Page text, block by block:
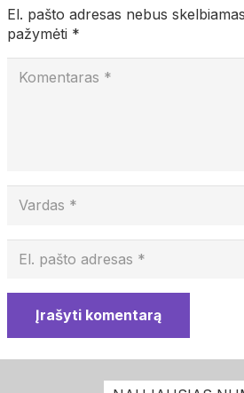
El. pašto adresas nebus
pažymėti *
Įrašyti komentarą